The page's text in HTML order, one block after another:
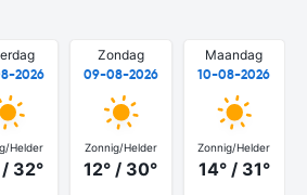
2026
Helder
/ 32°
Zondag
09-08-2026
Zonnig/Helder
12° / 30°
Maandag
10-08-2026
Zonnig/Helder
14° / 31°